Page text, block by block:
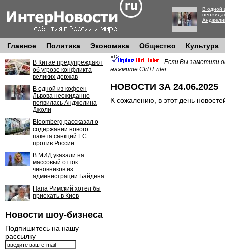
В одной
Главное Политика Экономика Общество Культура
В Китае предупреждают
об угрозе конфликта
великих держав
В одной из кофеен
Львова неожиданно
появилась Анджелина
Джоли
Bloomberg рассказал о
содержании нового
пакета санкций ЕС
против России
В МИД указали на
массовый отток
чиновников из
администрации Байдена
Папа Римский хотел бы
приехать в Киев
Новости шоу-бизнеса
Подпишитесь на нашу
рассылку
Если Вы заметили
нажмите Ctrl+Enter
НОВОСТИ ЗА 24.06.2025
К сожалению, в этот день